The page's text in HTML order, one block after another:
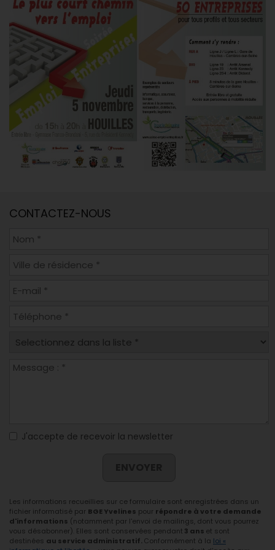
CONTACTEZ-NOUS
J'accepte de recevoir la newsletter
Les informations recueillies sur ce formulaire sont enregistrées dans un
fichier informatisé par BGE Yvelines pour répondre à votre demande
d'informations (notamment par l'envoi de mailings, dont vous pourrez
vous désabonner). Elles sont conservées pendant 3 ans et sont
destinées au service administratif. Conformément à la loi «